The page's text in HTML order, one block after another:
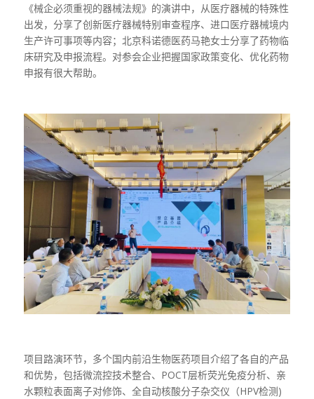
《械企必须重视的器械法规》的演讲中，从医疗器械的特殊性
出发，分享了创新医疗器械特别审查程序、进口医疗器械境内
生产许可事项等内容；北京科诺德医药马艳女士分享了药物临
床研究及申报流程。对参会企业把握国家政策变化、优化药物
申报有很大帮助。
项目路演环节，多个国内前沿生物医药项目介绍了各自的产品
和优势，包括微流控技术整合、POCT层析荧光免疫分析、亲
水颗粒表面离子对修饰、全自动核酸分子杂交仪（HPV检测)